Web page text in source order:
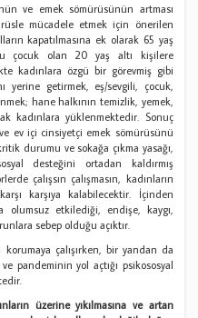
ve emek sömürüsünün artması
mücadele etmek için önerilen
kapatılmasına ek olarak 65 yaş
çocuk olan 20 yaş altı kişilere
kadınlara özgü bir görevmiş gibi
yerine getirmek, eş/sevgili, çocuk,
hane halkının temizlik, yemek,
kadınlara yüklenmektedir. Sonuç
ev içi cinsiyetçi emek sömürüsünü
durumu ve sokağa çıkma yasağı,
desteğini ortadan kaldırmış
çalışsın çalışmasın, kadınların
karşıya kalabilecektir. İçinden
olumsuz etkilediği, endişe, kaygı,
sebep olduğu açıktır.
çalışırken, bir yandan da
pandeminin yol açtığı psikososyal
üzerine yıkılmasına ve artan